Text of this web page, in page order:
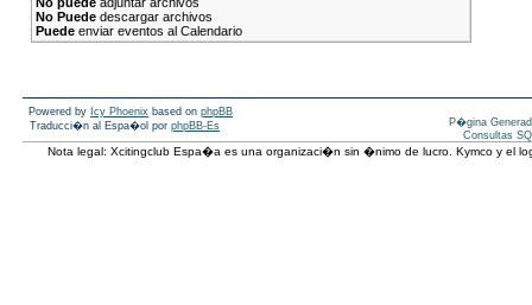
No Puede descargar archivos
Puede enviar eventos al Calendario
Powered by Icy Phoenix based on phpBB
Traducci�n al Espa�ol por phpBB-Es
P�gina
Consultas
Nota legal: Xcitingclub Espa�a es una organizaci�n sin �nimo de lucro. Kymco y el